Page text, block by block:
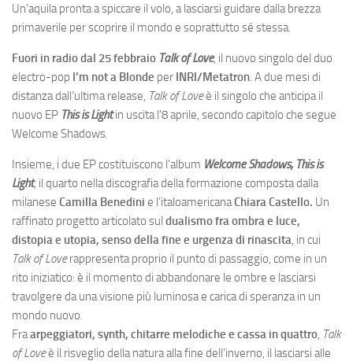
Un’aquila pronta a spiccare il volo, a lasciarsi guidare dalla brezza
primaverile per scoprire il mondo e soprattutto sé stessa.
Fuori in radio dal 25 febbraio Talk of Love, il nuovo singolo del duo
electro-pop I’m not a Blonde per INRI/Metatron. A due mesi di
distanza dall’ultima release, Talk of Loveè il singolo che anticipa il
nuovo EP This is Lightin uscita l’8 aprile, secondo capitolo che segue
Welcome Shadows.
Insieme, i due EP costituiscono l’album Welcome Shadows, This is
Light, il quarto nella discografia della formazione composta dalla
milanese Camilla Benedini e l’italoamericanaChiara Castello. Un
raffinato progetto articolato sul dualismo fra ombra e luce,
distopia e utopia, senso della fine e urgenza di rinascita, in cui
Talk of Loverappresenta proprio il punto di passaggio, come in un
rito iniziatico: è il momento di abbandonare le ombre e lasciarsi
travolgere da una visione più luminosa e carica di speranza in un
mondo nuovo.
Fraarpeggiatori, synth, chitarre melodiche e cassa in quattro, Talk
of Loveè il risveglio della natura alla fine dell’inverno, il lasciarsi alle